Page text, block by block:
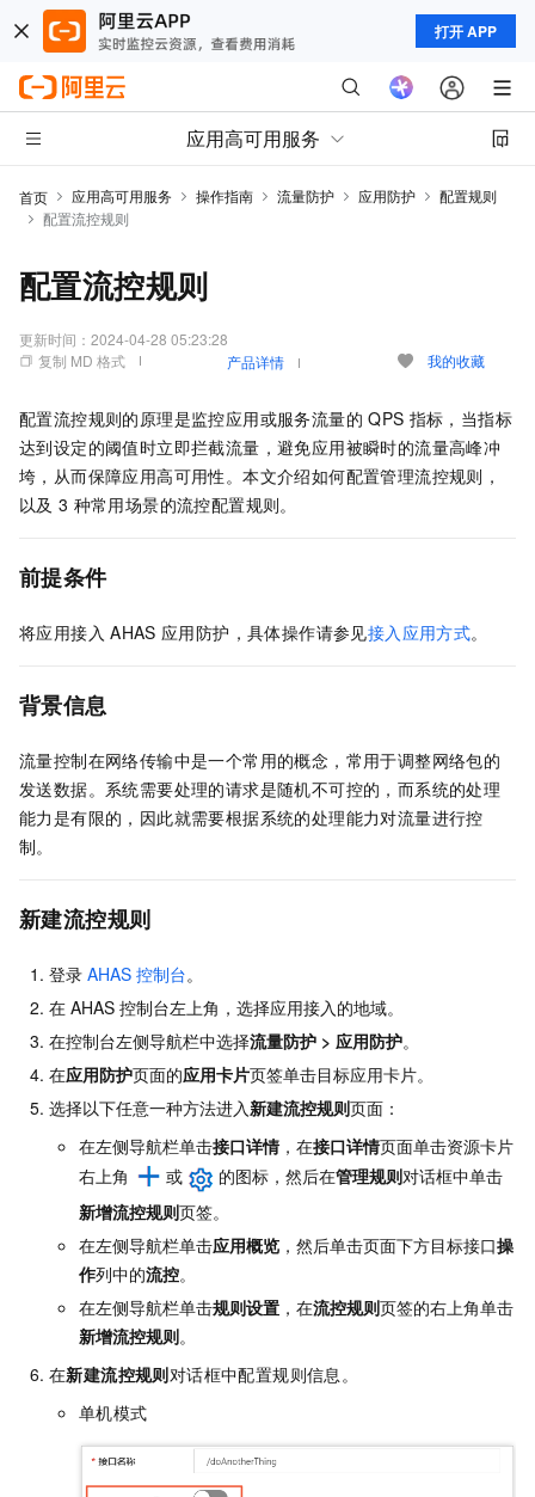
打开 APP
应用高可用服务
首页 应用高可用服务 操作指南 流量防护 应用防护
配置规则
配置流控规则
配置流控规则
更新时间： 2024-04-28 05:23:28
复制 MD 格式
产品详情 我的收藏
配置流控规则的原理是监控应用或服务流量的 QPS 指标，当指标
达到设定的阈值时立即拦截流量，避免应用被瞬时的流量高峰冲
垮，从而保障应用高可用性。本文介绍如何配置管理流控规则，
以及 3 种常用场景的流控配置规则。
前提条件
将应用接入 AHAS 应用防护，具体操作请参见接入应用方式。
背景信息
流量控制在网络传输中是一个常用的概念，常用于调整网络包的
发送数据。系统需要处理的请求是随机不可控的，而系统的处理
能力是有限的，因此就需要根据系统的处理能力对流量进行控
制。
新建流控规则
登录 AHAS 控制台。
在 AHAS 控制台左上角，选择应用接入的地域。
在控制台左侧导航栏中选择流量防护 > 应用防护。
在应用防护页面的应用卡片页签单击目标应用卡片。
选择以下任意一种方法进入新建流控规则页面：
在左侧导航栏单击接口详情，在接口详情页面单击资源卡片
右上角
或 的图标，然后在管理规则对话框中单击
新增流控规则页签。
在左侧导航栏单击应用概览 ，然后单击页面下方目标接口操
作列中的流控。
在左侧导航栏单击规则设置 ，在流控规则页签的右上角单击
新增流控规则。
在新建流控规则对话框中配置规则信息。
单机模式